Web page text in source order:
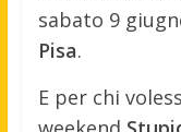
sabato 9
Pisa.
E per chi